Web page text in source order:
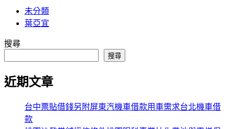
未分類
葉亞宜
搜尋
搜尋
近期文章
台中票貼借錢另附屏東汽機車借款用車需求台北機車借
款